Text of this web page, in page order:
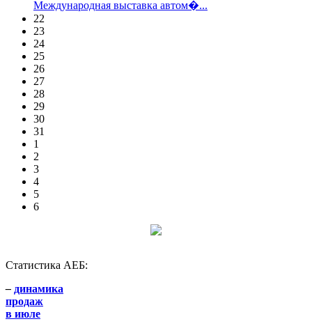
Международная выставка автом�...
22
23
24
25
26
27
28
29
30
31
1
2
3
4
5
6
Статистика АЕБ:
– динамика
продаж
в июле